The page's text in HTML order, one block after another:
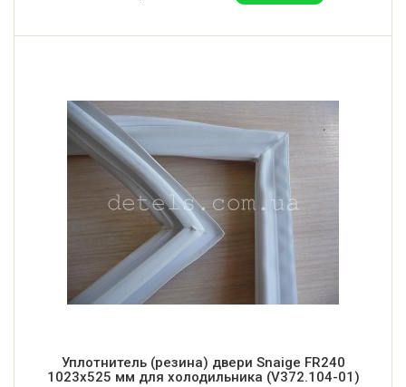
Уплотнитель (резина) двери Snaige FR240
1023x525 мм для холодильника (V372.104-01)